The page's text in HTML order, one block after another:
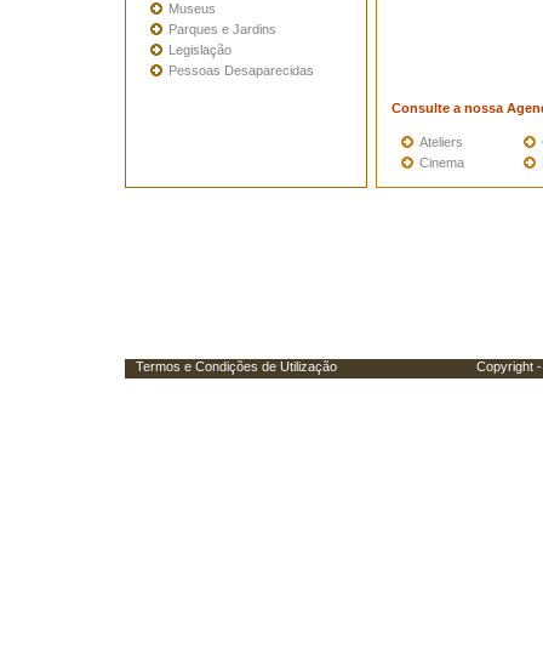
Museus
Parques e Jardins
Legislação
Pessoas Desaparecidas
Consulte a nossa
Ateliers
Cinema
Termos e Condições de Utilização Copyright -